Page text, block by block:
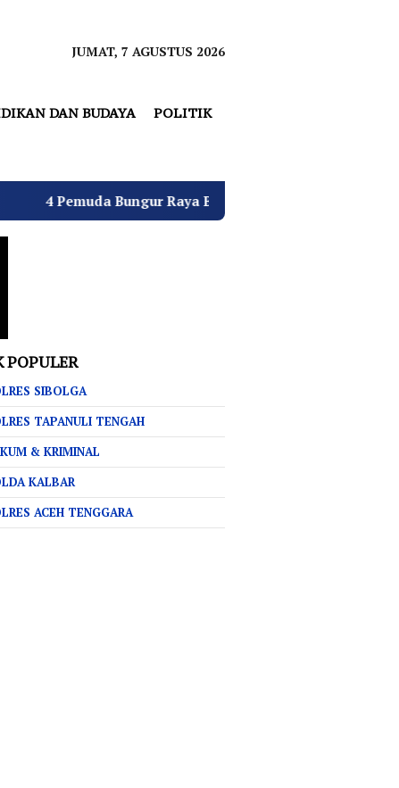
JUMAT, 7 AGUSTUS 2026
DAN BUDAYA POLITIK
Raya Bulatkan Dukungan untuk Hj. Desi Kurniati
POPULER
SIBOLGA
TAPANULI TENGAH
& KRIMINAL
KALBAR
ACEH TENGGARA